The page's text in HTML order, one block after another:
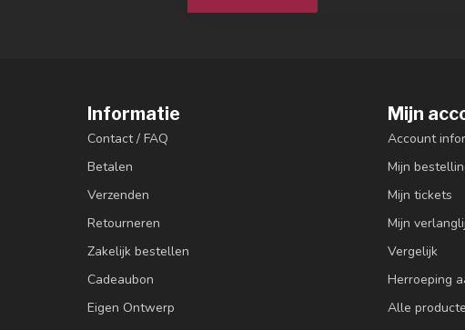
Informatie
Contact / FAQ
Betalen
Verzenden
Retourneren
Zakelijk bestellen
Cadeaubon
Eigen Ontwerp
Mijn
Account
Mijn
Mijn tickets
Mijn
Vergelijk
Herroeping
Alle